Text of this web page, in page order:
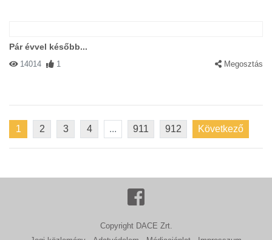
Pár évvel később...
14014 1 Megosztás
1 2 3 4 ... 911 912 Következő
Copyright DACE Zrt.